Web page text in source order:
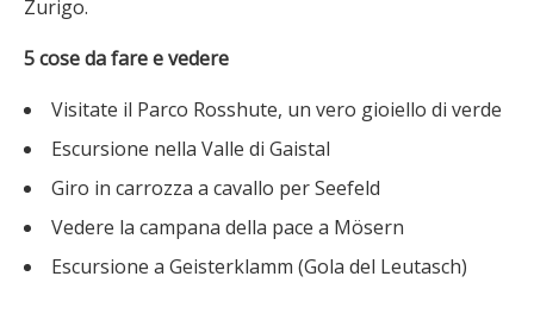
Zurigo.
5 cose da fare e vedere
Visitate il Parco Rosshute, un vero gioiello di verde
Escursione nella Valle di Gaistal
Giro in carrozza a cavallo per Seefeld
Vedere la campana della pace a Mösern
Escursione a Geisterklamm (Gola del Leutasch)